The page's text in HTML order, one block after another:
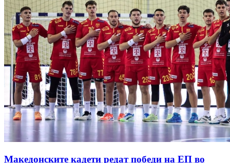
Македонските кадети редат победи на ЕП во